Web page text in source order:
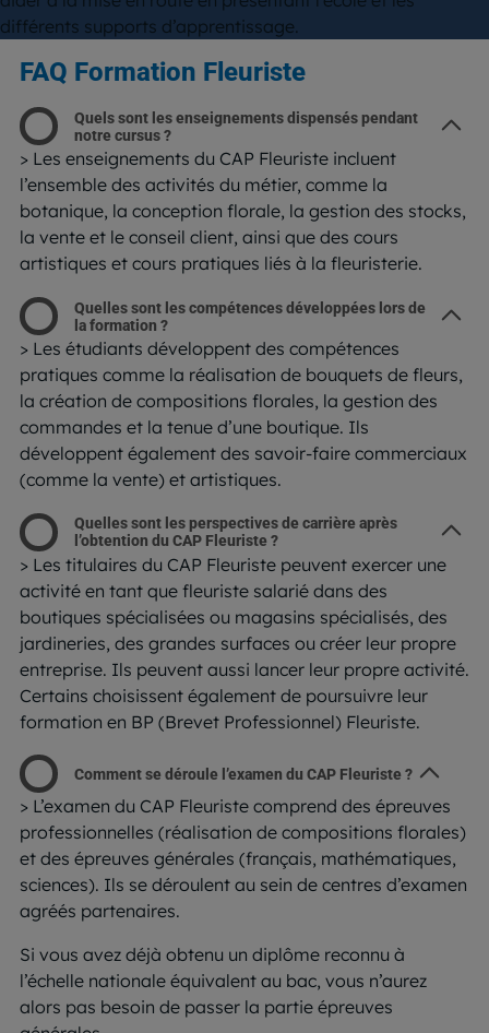
différents supports d’apprentissage.
FAQ Formation Fleuriste
Quels sont les enseignements dispensés pendant
notre cursus ?
> Les enseignements du CAP Fleuriste incluent
l’ensemble des activités du métier, comme la
botanique, la conception florale, la gestion des stocks,
la vente et le conseil client, ainsi que des cours
artistiques et cours pratiques liés à la fleuristerie.
Quelles sont les compétences développées lors de
la formation ?
> Les étudiants développent des compétences
pratiques comme la réalisation de bouquets de fleurs,
la création de compositions florales, la gestion des
commandes et la tenue d’une boutique. Ils
développent également des savoir-faire commerciaux
(comme la vente) et artistiques.
Quelles sont les perspectives de carrière après
l’obtention du CAP Fleuriste ?
> Les titulaires du CAP Fleuriste peuvent exercer une
activité en tant que fleuriste salarié dans des
boutiques spécialisées ou magasins spécialisés, des
jardineries, des grandes surfaces ou créer leur propre
entreprise. Ils peuvent aussi lancer leur propre activité.
Certains choisissent également de poursuivre leur
formation en BP (Brevet Professionnel) Fleuriste.
Comment se déroule l’examen du CAP Fleuriste ?
> L’examen du CAP Fleuriste comprend des épreuves
professionnelles (réalisation de compositions florales)
et des épreuves générales (français, mathématiques,
sciences). Ils se déroulent au sein de centres d’examen
agréés partenaires.
Si vous avez déjà obtenu un diplôme reconnu à
l’échelle nationale équivalent au bac, vous n’aurez
alors pas besoin de passer la partie épreuves